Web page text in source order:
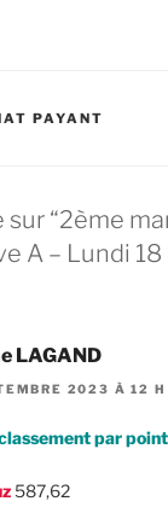
PAYANT
sur “2ème
A – Lundi
LAGAND
2023 À 12
par
587,62